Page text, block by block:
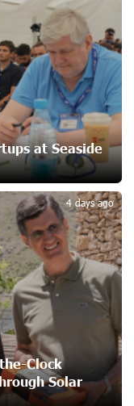
Best Digital Bank for
23 days ago
Help School
23 days ago
kW Solar Plant in
24 days ago
26 days ago
IDBank
27 days ago
at Seaside
Clock
Solar
4 days ago